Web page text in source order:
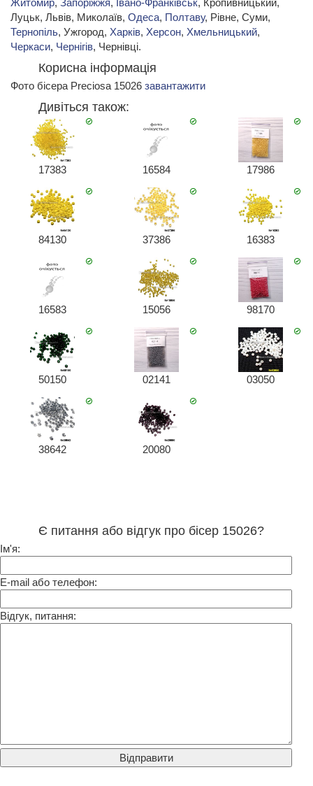
Житомир, Запоріжжя, Івано-Франківськ, Кропивницький,
Луцьк, Львів, Миколаїв, Одеса, Полтаву, Рівне, Суми,
Тернопіль, Ужгород, Харків, Херсон, Хмельницький,
Черкаси, Чернігів, Чернівці.
Корисна інформація
Фото бісера Preciosa 15026 завантажити
Дивіться також:
17383 16584 17986
84130 37386 16383
16583 15056 98170
50150 02141 03050
38642 20080
Є питання або відгук про бісер 15026?
Ім'я:
E-mail або телефон:
Відгук, питання: